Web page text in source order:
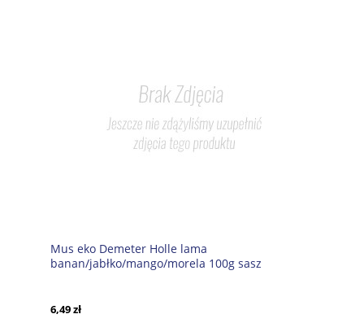
Mus eko Demeter Holle lama
banan/jabłko/mango/morela 100g sasz
6,49 zł